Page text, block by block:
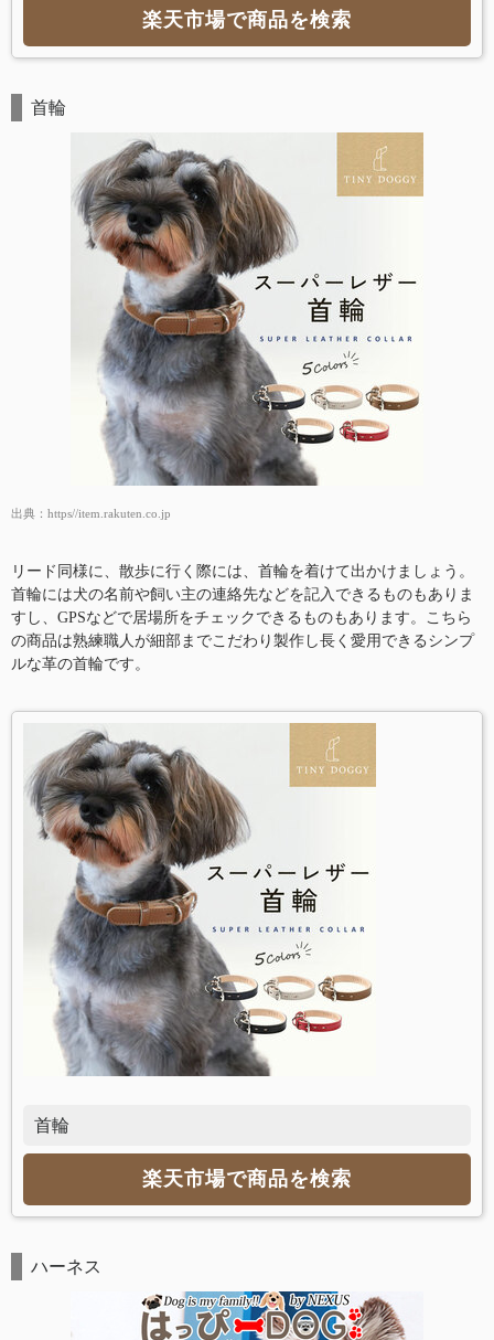
楽天市場で商品を検索
首輪
出典： https//item.rakuten.co.jp
リード同様に、散歩に行く際には、首輪を着けて出かけましょう。
首輪には犬の名前や飼い主の連絡先などを記入できるものもありま
すし、GPSなどで居場所をチェックできるものもあります。こちら
の商品は熟練職人が細部までこだわり製作し長く愛用できるシンプ
ルな革の首輪です。
首輪
楽天市場で商品を検索
ハーネス